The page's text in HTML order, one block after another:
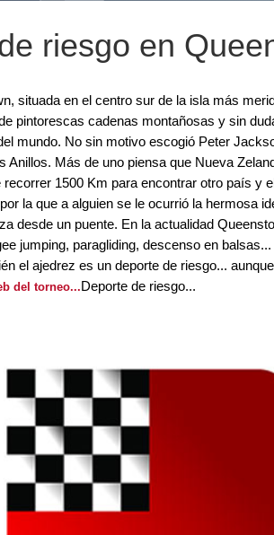
riesgo en
situada en el centro sur de la isla más
pintorescas cadenas montañosas y sin
mundo. No sin motivo escogió Peter
Anillos. Más de uno piensa que Nueva
1500 Km para encontrar otro país y
la que a alguien se le ocurrió la hermosa
desde un puente. En la actualidad
jumping, paragliding, descenso en
el ajedrez es un deporte de riesgo...
del torneo...Deporte de riesgo...